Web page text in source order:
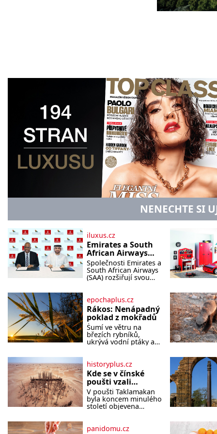
NENECHTE SI
iluxus.cz
Emirates a South
African Airways
rozšiřují
partnerství.
Cestujícím nově
jižní a střední
Africe
Společnosti Emirates a
South African Airways
(SAA) rozšiřují svou
spolupráci. Nová
reciproční dohoda
zpřístupní cestujícím
devět dalších destinací
v jižní a střední Africe
a u
epochaplus.cz
Rákos: Nenápadný
poklad z mokřadů
Šumí ve větru na
březích rybníků,
ukrývá vodní ptáky a
povšimnutí. Přesto
právě rákos pomáhal
stavět domy, vyrábět
lodě, zapisovat první
texty a inspiroval řadu
pověstí. Tato skromná,
ale užitečná rostlina
vnímá rákos jen jako
historyplus.cz
Kde se v čínské
poušti vzali
modroocí
blonďáci?
V poušti Taklamakan
byla koncem minulého
století objevena
Všichni mrtví byli
panidomu.cz